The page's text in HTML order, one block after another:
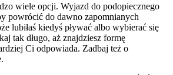
wiele opcji. Wyjazd do podopiecznego
powrócić do dawno zapomnianych
lubiłaś kiedyś pływać albo wybierać się
tak długo, aż znajdziesz formę
Ci odpowiada. Zadbaj też o